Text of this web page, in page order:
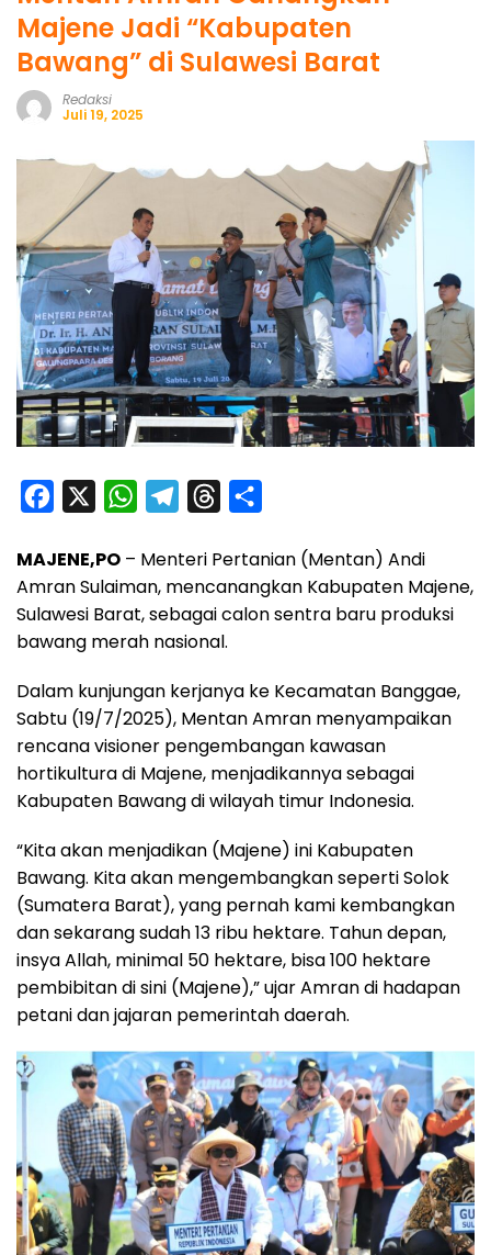
Majene Jadi “Kabupaten
Bawang” di Sulawesi Barat
Redaksi
Juli 19, 2025
c
e
b
o
k
W
a
t
s
p
p
l
e
g
a
m
r
e
a
s
a
r
e
MAJENE,PO – Menteri Pertanian (Mentan) Andi
Amran Sulaiman, mencanangkan Kabupaten Majene,
Sulawesi Barat, sebagai calon sentra baru produksi
bawang merah nasional.
Dalam kunjungan kerjanya ke Kecamatan Banggae,
Sabtu (19/7/2025), Mentan Amran menyampaikan
rencana visioner pengembangan kawasan
hortikultura di Majene, menjadikannya sebagai
Kabupaten Bawang di wilayah timur Indonesia.
“Kita akan menjadikan (Majene) ini Kabupaten
Bawang. Kita akan mengembangkan seperti Solok
(Sumatera Barat), yang pernah kami kembangkan
dan sekarang sudah 13 ribu hektare. Tahun depan,
insya Allah, minimal 50 hektare, bisa 100 hektare
pembibitan di sini (Majene),” ujar Amran di hadapan
petani dan jajaran pemerintah daerah.